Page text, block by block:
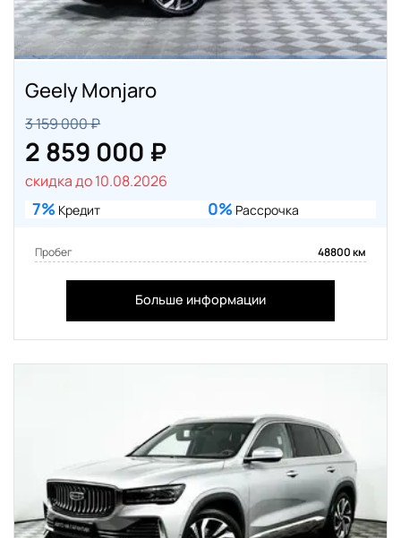
Geely Monjaro
3 159 000 ₽
2 859 000 ₽
скидка до 10.08.2026
7% Кредит 0% Рассрочка
Пробег 48800 км
Больше информации